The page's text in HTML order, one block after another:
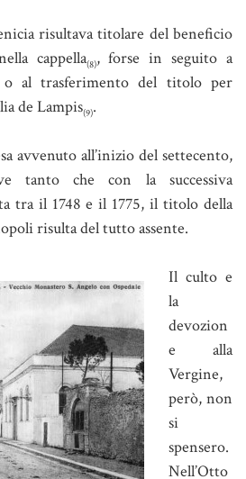
risultava titolare del beneficio
cappella(8), forse in seguito a
o al trasferimento del titolo per
de Lampis(9).
avvenuto all’inizio del settecento,
tanto che con la successiva
tra il 1748 e il 1775, il titolo della
risulta del tutto assente.
Il culto e
la
devozion
e alla
Vergine,
però, non
si
spensero.
Nell’Otto